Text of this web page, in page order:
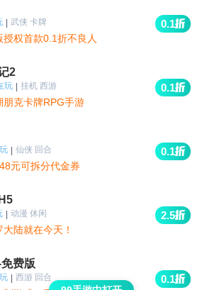
| 武侠 卡牌
授权首款0.1折不良人
0.1
2
玩 | 挂机 西游
朋克卡牌RPG手游
0.1
| 仙侠 回合
元可拆分代金券
0.1
| 动漫 休闲
陆就在今天！
2.5
费版
| 西游 回合 0.1